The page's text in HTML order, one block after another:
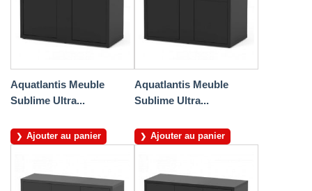
Aquatlantis Meuble
Sublime Ultra...
Ajouter au panier
Aquatlantis Meuble
Sublime Ultra...
Ajouter au panier